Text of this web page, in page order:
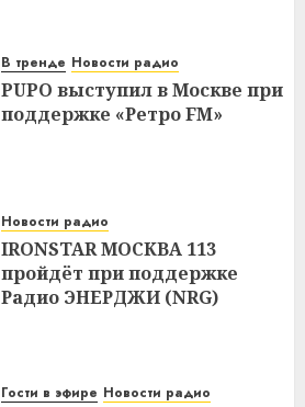
В тренде Новости радио
PUPO выступил в Москве при
поддержке «Ретро FM»
Новости радио
IRONSTAR МОСКВА 113
пройдёт при поддержке
Радио ЭНЕРДЖИ (NRG)
Гости в эфире Новости радио